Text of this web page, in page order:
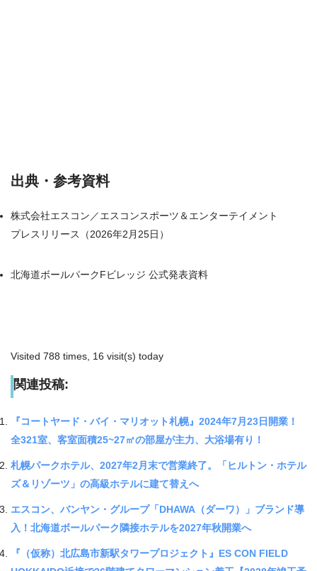
出典・参考資料
株式会社エスコン／エスコンスポーツ＆エンターテイメント
プレスリリース（2026年2月25日）
北海道ボールパークFビレッジ 公式発表資料
Visited 788 times, 16 visit(s) today
関連投稿:
『コートヤード・バイ・マリオット札幌』2024年7月23日開業！
全321室、客室面積25~27㎡の部屋が主力、大浴場有り！
札幌パークホテル、2027年2月末で営業終了。「ヒルトン・ホテル
ズ＆リゾーツ」の高級ホテルに建て替えへ
エスコン、バンヤン・グループ「DHAWA（ダーワ）」ブランド導
入！北海道ボールパーク隣接ホテルを2027年秋開業へ
『（仮称）北広島市新駅タワープロジェクト』ES CON FIELD